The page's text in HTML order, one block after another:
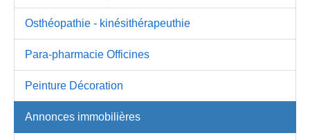
Osthéopathie - kinésithérapeuthie
Para-pharmacie Officines
Peinture Décoration
Annonces immobilières